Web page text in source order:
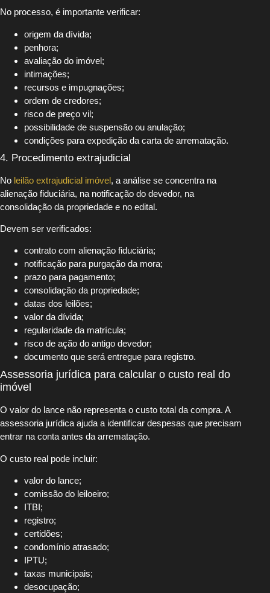
No processo, é importante verificar:
origem da dívida;
penhora;
avaliação do imóvel;
intimações;
recursos e impugnações;
ordem de credores;
risco de preço vil;
possibilidade de suspensão ou anulação;
condições para expedição da carta de arrematação.
4. Procedimento extrajudicial
No leilão extrajudicial imóvel, a análise se concentra na
alienação fiduciária, na notificação do devedor, na
consolidação da propriedade e no edital.
Devem ser verificados:
contrato com alienação fiduciária;
notificação para purgação da mora;
prazo para pagamento;
consolidação da propriedade;
datas dos leilões;
valor da dívida;
regularidade da matrícula;
risco de ação do antigo devedor;
documento que será entregue para registro.
Assessoria jurídica para calcular o custo real do
imóvel
O valor do lance não representa o custo total da compra. A
assessoria jurídica ajuda a identificar despesas que precisam
entrar na conta antes da arrematação.
O custo real pode incluir:
valor do lance;
comissão do leiloeiro;
ITBI;
registro;
certidões;
condomínio atrasado;
IPTU;
taxas municipais;
desocupação;